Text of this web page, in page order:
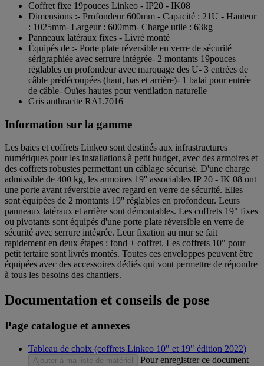
Coffret fixe 19pouces Linkeo - IP20 - IK08
Dimensions :- Profondeur 600mm - Capacité : 21U - Hauteur
: 1025mm- Largeur : 600mm- Charge utile : 63kg
Panneaux latéraux fixes - Livré monté
Équipés de :- Porte plate réversible en verre de sécurité
sérigraphiée avec serrure intégrée- 2 montants 19pouces
réglables en profondeur avec marquage des U- 3 entrées de
câble prédécoupées (haut, bas et arrière)- 1 balai pour entrée
de câble- Ouïes hautes pour ventilation naturelle
Gris anthracite RAL7016
Information sur la gamme
Les baies et coffrets Linkeo sont destinés aux infrastructures
numériques pour les installations à petit budget, avec des armoires et
des coffrets robustes permettant un câblage sécurisé. D'une charge
admissible de 400 kg, les armoires 19'' associables IP 20 - IK 08 ont
une porte avant réversible avec regard en verre de sécurité. Elles
sont équipées de 2 montants 19'' réglables en profondeur. Leurs
panneaux latéraux et arrière sont démontables. Les coffrets 19" fixes
ou pivotants sont équipés d'une porte plate réversible en verre de
sécurité avec serrure intégrée. Leur fixation au mur se fait
rapidement en deux étapes : fond + coffret. Les coffrets 10" pour
petit tertaire sont livrés montés. Toutes ces enveloppes peuvent être
équipées avec des accessoires dédiés qui vont permettre de répondre
à tous les besoins des chantiers.
Documentation et conseils de pose
Page catalogue et annexes
Tableau de choix (coffrets Linkeo 10" et 19" édition 2022)
Ajouter à ma liste de matériel
Pour enregistrer ce document